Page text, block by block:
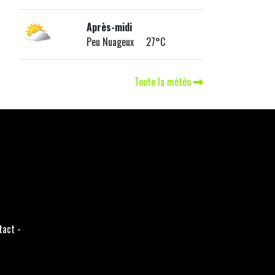
Après-midi
Peu Nuageux 27°C
Toute la météo
-